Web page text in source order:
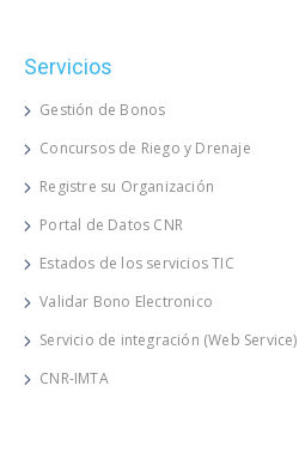
Servicios
Gestión de Bonos
Concursos de Riego y Drenaje
Registre su Organización
Portal de Datos CNR
Estados de los servicios TIC
Validar Bono Electronico
Servicio de integración (Web Service)
CNR-IMTA